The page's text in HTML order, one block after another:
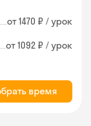
от 1470 ₽ / урок
от 1092 ₽ / урок
время